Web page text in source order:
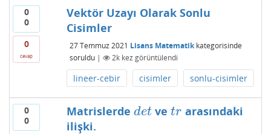
0
0
0
cevap
Vektör Uzayı Olarak Sonlu
Cisimler
27 Temmuz 2021 Lisans Matematikkategorisinde
soruldu | 2kkez görüntülendi
lineer-cebir cisimler sonlu-cisimler
0
0
Matrislerde det
det vetr
tr arasındaki
ilişki.